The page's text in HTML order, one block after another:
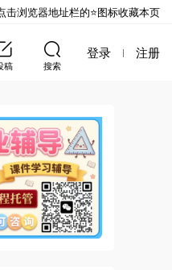
稿 搜索
登录 注册
击浏览器地址栏的⭐图标收藏本页